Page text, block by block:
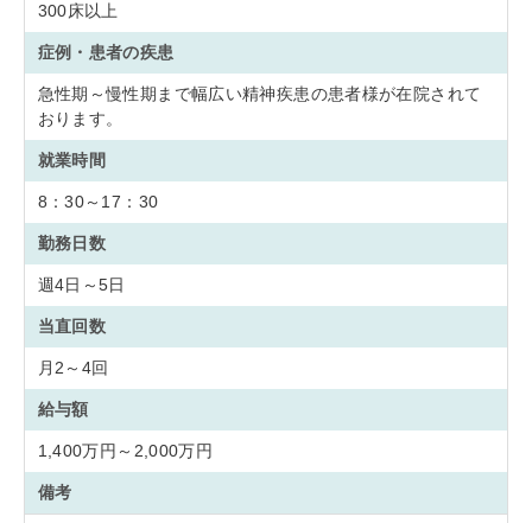
300床以上
症例・患者の疾患
急性期～慢性期まで幅広い精神疾患の患者様が在院されて
おります。
就業時間
8：30～17：30
勤務日数
週4日～5日
当直回数
月2～4回
給与額
1,400万円～2,000万円
備考